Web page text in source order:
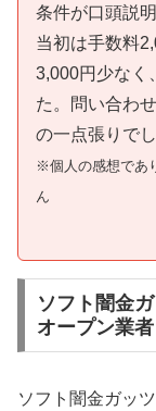
条件が口頭説
当初は手数料
3,000円少なく
た。問い合わ
の一点張りでし
※個人の感想であ
ん
ソフト闇金
オープン業
ソフト闇金ガッ